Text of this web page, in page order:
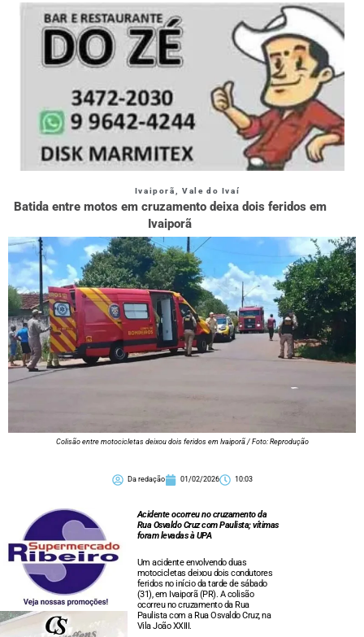
Ivaiporã Vale do Ivaí
Batida entre motos em cruzamento deixa dois feridos em
Ivaiporã
Colisão entre motocicletas deixou dois feridos em Ivaiporã / Foto: Reprodução
Da redação 01/02/2026 10:03
Acidente ocorreu no cruzamento da
Rua Osvaldo Cruz com Paulista; vítimas
foram levadas à UPA
Um acidente envolvendo duas
motocicletas deixou dois condutores
feridos no início da tarde de sábado
(31), em Ivaiporã (PR). A colisão
ocorreu no cruzamento da Rua
Paulista com a Rua Osvaldo Cruz, na
Vila João XXIII.